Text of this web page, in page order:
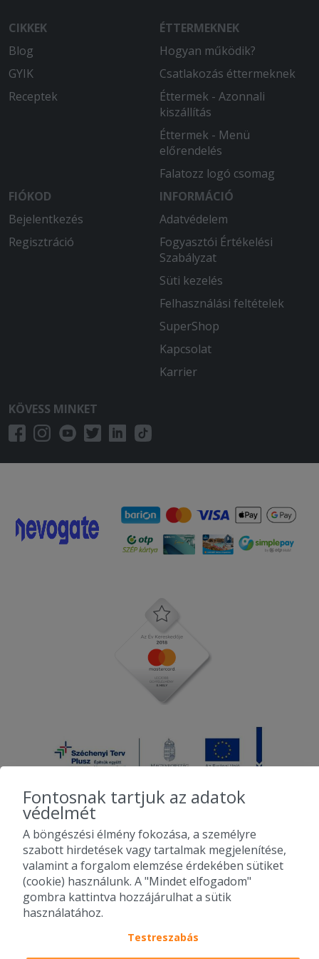
Finom volt a pizza. Fogunk még
2025-08-03 - Katalin:
Maximálisan elégedettek vagyunk
minden rendelés alkalmával!
Maximálisan elégedett voltam!
Kitartok emellett az étterem mellett!
Sosem csalódtunk!! És a futár fiú is
mindig kedves!!
CIKKEK
Blog
GYIK
Receptek
ÉTTERMEKNEK
Hogyan működik?
Csatlakozás éttermeknek
Éttermek - Azonnali
kiszállítás
Éttermek - Menü
előrendelés
Falatozz logó csomag
FIÓKOD
Bejelentkezés
Regisztráció
INFORMÁCIÓ
Adatvédelem
Fogyasztói Értékelési
Szabályzat
Süti kezelés
Felhasználási feltételek
SuperShop
Kapcsolat
Karrier
KÖVESS MINKET
2010-2026 Copyright - Falatozz.hu - Diston-line Kft.
Pizza, gyros, hamburger, menük kedvező áron, egy helyen az összes
étterem ajánlata.
Fontosnak tartjuk az adatok
védelmét
A böngészési élmény fokozása, a személyre
szabott hirdetések vagy tartalmak megjelenítése,
valamint a forgalom elemzése érdekében sütiket
(cookie) használunk. A "Mindet elfogadom"
gombra kattintva hozzájárulhat a sütik
használatához.
Testreszabás